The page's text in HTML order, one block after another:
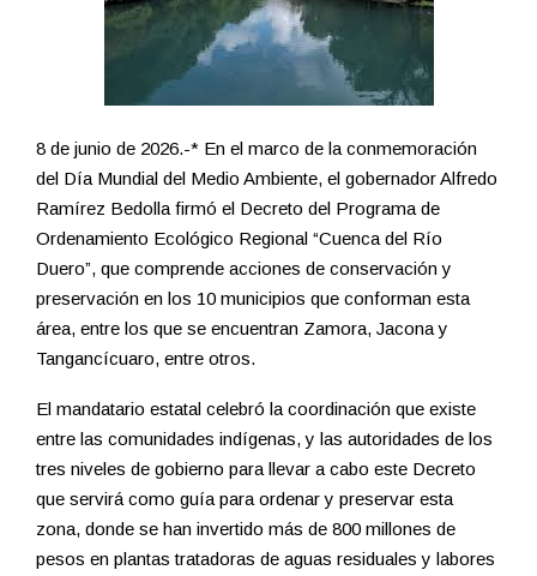
8 de junio de 2026.-* En el marco de la conmemoración
del Día Mundial del Medio Ambiente, el gobernador Alfredo
Ramírez Bedolla firmó el Decreto del Programa de
Ordenamiento Ecológico Regional “Cuenca del Río
Duero”, que comprende acciones de conservación y
preservación en los 10 municipios que conforman esta
área, entre los que se encuentran Zamora, Jacona y
Tangancícuaro, entre otros.
El mandatario estatal celebró la coordinación que existe
entre las comunidades indígenas, y las autoridades de los
tres niveles de gobierno para llevar a cabo este Decreto
que servirá como guía para ordenar y preservar esta
zona, donde se han invertido más de 800 millones de
pesos en plantas tratadoras de aguas residuales y labores